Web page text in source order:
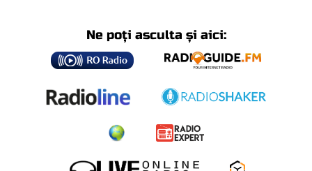
Ne poți asculta și aici: